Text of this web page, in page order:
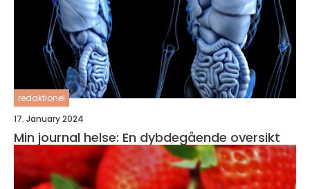
redaktionel
17. January 2024
Min journal helse: En dybdegående oversikt